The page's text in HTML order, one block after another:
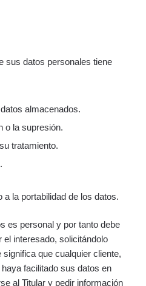
sus datos personales tiene
almacenados.
o la supresión.
tratamiento.
a la portabilidad de los datos.
es personal y por tanto debe
interesado, solicitándolo
que cualquier cliente,
facilitado sus datos en
al Titular y pedir información